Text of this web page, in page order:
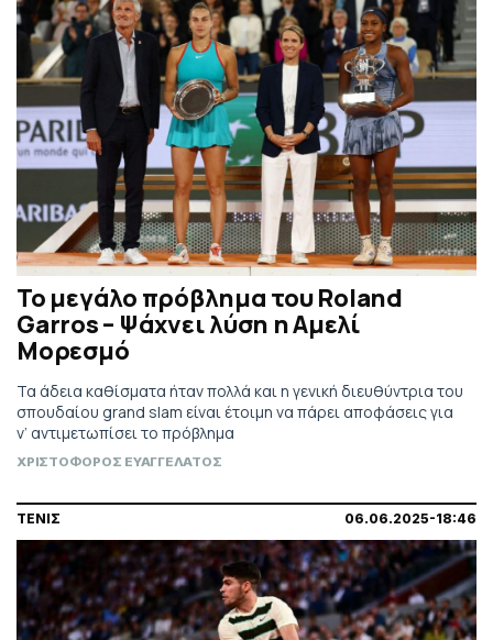
Το μεγάλο πρόβλημα του Roland
Garros – Ψάχνει λύση η Αμελί
Μορεσμό
Τα άδεια καθίσματα ήταν πολλά και η γενική διευθύντρια του
σπουδαίου grand slam είναι έτοιμη να πάρει αποφάσεις για
ν’ αντιμετωπίσει το πρόβλημα
ΧΡΙΣΤΟΦΟΡΟΣ ΕΥΑΓΓΕΛΑΤΟΣ
ΤΕΝΙΣ 06.06.2025-18:46